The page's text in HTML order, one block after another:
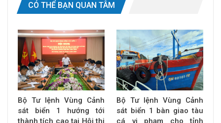
CÓ THỂ BẠN QUAN TÂM
Bộ Tư lệnh Vùng Cảnh
sát biển 1 hướng tới
thành tích cao tại Hội thi
Bộ Tư lệnh Vùng Cảnh
sát biển 1 bàn giao tàu
cá vi phạm cho tỉnh